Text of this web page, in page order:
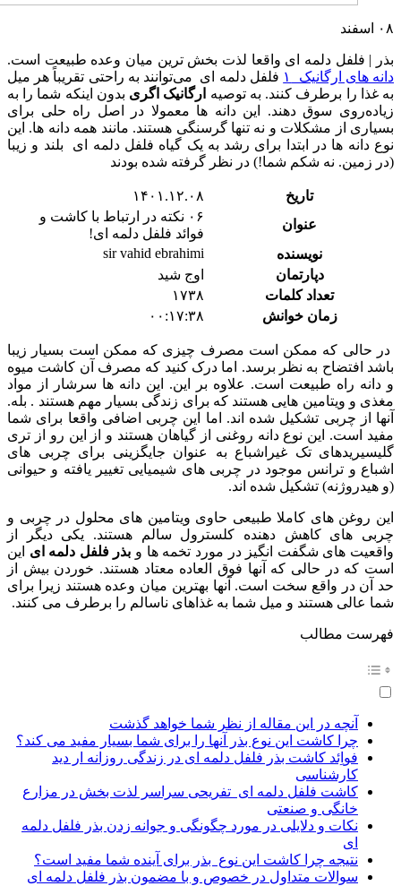
۰۸ اسفند
بذر | فلفل دلمه ای واقعا لذت بخش ترین میان وعده طبیعت است.
دانه های ارگانیک ۱
فلفل دلمه ای می‌توانند به راحتی تقریباً هر میل
به غذا را برطرف کنند. به توصیه ارگانیک اگری بدون اینکه شما را به
زیاده‌روی سوق دهند. این دانه ها معمولا در اصل راه حلی برای
بسیاری از مشکلات و نه تنها گرسنگی هستند. مانند همه دانه ها. این
نوع دانه ها در ابتدا برای رشد به یک گیاه فلفل دلمه ای بلند و زیبا
(در زمین. نه شکم شما!) در نظر گرفته شده بودند
تاریخ
۱۴۰۱.۱۲.۰۸
عنوان
۰۶ نکته در ارتباط با کاشت و
فوائد فلفل دلمه ای!
نویسنده
sir vahid ebrahimi
دپارتمان
اوج شید
تعداد کلمات
۱۷۳۸
زمان خوانش
۰۰:۱۷:۳۸
در حالی که ممکن است مصرف چیزی که ممکن است بسیار زیبا
باشد افتضاح به نظر برسد. اما درک کنید که مصرف آن کاشت میوه
و دانه راه طبیعت است. علاوه بر این. این دانه ها سرشار از مواد
مغذی و ویتامین هایی هستند که برای زندگی بسیار مهم هستند . بله.
آنها از چربی تشکیل شده اند. اما این چربی اضافی واقعا برای شما
مفید است. این نوع دانه روغنی از گیاهان هستند و از این رو از تری
گلیسیریدهای تک غیراشباع به عنوان جایگزینی برای چربی های
اشباع و ترانس موجود در چربی های شیمیایی تغییر یافته و حیوانی
(و هیدروژنه) تشکیل شده اند.
این روغن های کاملا طبیعی حاوی ویتامین های محلول در چربی و
چربی های کاهش دهنده کلسترول سالم هستند. یکی دیگر از
واقعیت های شگفت انگیز در مورد تخمه ها و بذر فلفل دلمه ای این
است که در حالی که آنها فوق العاده معتاد هستند. خوردن بیش از
حد آن در واقع سخت است. آنها بهترین میان وعده هستند زیرا برای
شما عالی هستند و میل شما به غذاهای ناسالم را برطرف می کنند.
فهرست مطالب
آنچه در این مقاله از نظر شما خواهد گذشت
چرا کاشت این نوع بذر آنها را برای شما بسیار مفید می کند؟
فواِئد کاشت بذر فلفل دلمه ای در زندگی روزانه ار دید
کارشناسی
کاشت فلفل دلمه ای تفریحی سراسر لذت بخش در مزارع
خانگی و صنعتی
نکات و دلایلی در مورد چگونگی و جوانه زدن بذر فلفل دلمه
ای
نتیجه چرا کاشت این نوع بذر برای آینده شما مفید است؟
سوالات متداول در خصوص و با مضمون بذر فلفل دلمه ای